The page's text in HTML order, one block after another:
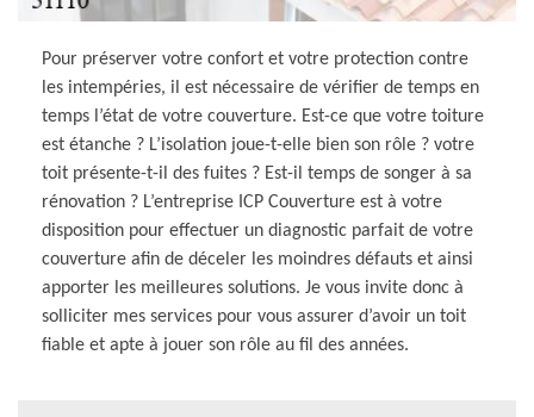
Pour préserver votre confort et votre protection contre
les intempéries, il est nécessaire de vérifier de temps en
temps l’état de votre couverture. Est-ce que votre toiture
est étanche ? L’isolation joue-t-elle bien son rôle ? votre
toit présente-t-il des fuites ? Est-il temps de songer à sa
rénovation ? L’entreprise ICP Couverture est à votre
disposition pour effectuer un diagnostic parfait de votre
couverture afin de déceler les moindres défauts et ainsi
apporter les meilleures solutions. Je vous invite donc à
solliciter mes services pour vous assurer d’avoir un toit
fiable et apte à jouer son rôle au fil des années.